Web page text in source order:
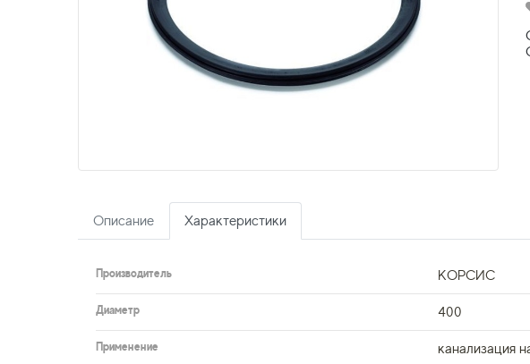
Описание Характеристики
Производитель КОРСИС
Диаметр 400
Применение канализация